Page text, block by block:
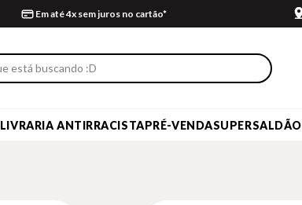
Em até 4x sem juros no cartão*
LIVRARIA ANTIRRACISTAPRÉ-VENDASUPERSALDÃO